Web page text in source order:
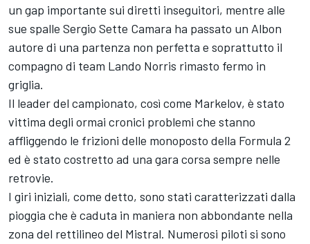
un gap importante sui diretti inseguitori, mentre alle
sue spalle Sergio Sette Camara ha passato un Albon
autore di una partenza non perfetta e soprattutto il
compagno di team Lando Norris rimasto fermo in
griglia.
Il leader del campionato, così come Markelov, è stato
vittima degli ormai cronici problemi che stanno
affliggendo le frizioni delle monoposto della Formula 2
ed è stato costretto ad una gara corsa sempre nelle
retrovie.
I giri iniziali, come detto, sono stati caratterizzati dalla
pioggia che è caduta in maniera non abbondante nella
zona del rettilineo del Mistral. Numerosi piloti si sono